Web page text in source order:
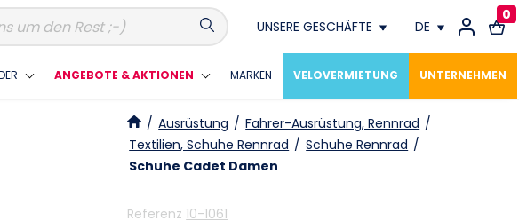
UNSERE GESCHÄFTE
Conthey
Crissier
Fribourg
DE
FR
DE
0
ANGEBOTE & AKTIONEN MARKEN VELOVERMIETUNG UNTERNEHMEN
/ Ausrüstung / Fahrer-Ausrüstung, Rennrad /
Textilien, Schuhe Rennrad / Schuhe Rennrad /
Schuhe Cadet Damen
Referenz 10-1061